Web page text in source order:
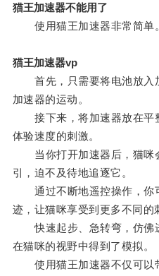
猫王加速器不能用了
使用猫王加速器非常简单。
猫王加速器vp
首先，只需要将电池放入
加速器的运动。
接下来，将加速器放在平
体验速度的刺激。
当你打开加速器后，猫咪
引，迫不及待地追逐它。
通过不断地遥控操作，你
迹，让猫咪享受到更多不同的
快速起步、急转弯，仿佛
在猫咪的视野中得到了模拟。
使用猫王加速器不仅可以